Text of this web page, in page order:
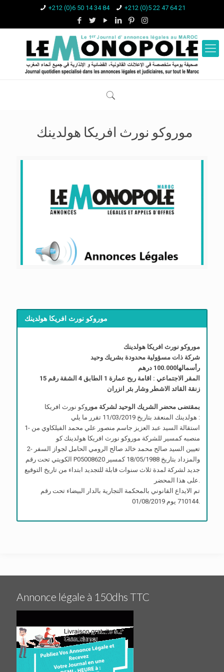
+212 (0)6 50 14 34 84 +212 (0)5 22 47 64 21
موروكو نورث افريكا هولدينك
موروكو نورث افريكا هولدينك
موروكو نورث افريكا هولدينك
شركة ذات مسؤولية محدودة بشريك وحيد
رأسمالها100.000 درهم
المقر الاجتماعي : اقامة ربح عمارة 1 الطابق 4 الشقة رقم 15
زنقة القائد الاشطر وشار بئر انزران
بمقتضى محضر الشريك الوحيد لشركة مور وكو نورث افريكا
هولدينك المنعقد بتاريخ 11/03/2019 تقرر ما يلي :
1- استقالة السيد عبد العزيز جاسم منصور علي محمد الفيلكاوي من
منصبه كمسير للشركة موروكو نورث افريكا هولدينك كو
2- تعيين السيد صالح محمد خالد صالح الرومي الحامل لجواز السفر
الكويتي تحت رقم P05008620 والمزداد بتاريخ 18/05/1988 كمسير
جديد لشركة لمدة ثلاث سنوات قابلة للتجديد ابتداء من تاريخ التوقيع
على هذا المحضر.
تم الايداع القانوني بالمحكمة التجارية بالدار البيضاء تحت رقم
710144 يوم 01/08/2019.
Annonce légale à 150dhs TTC